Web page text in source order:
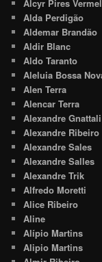
Alcyr Pires
Alda Perdigão
Aldemar Brandão
Aldir Blanc
Aldo Taranto
Aleluia Bossa
Alen Terra
Alencar Terra
Alexandre Gnattali
Alexandre Ribeiro
Alexandre Sales
Alexandre Salles
Alexandre Trik
Alfredo Moretti
Alice Ribeiro
Aline
Alípio Martins
Alipio Martins